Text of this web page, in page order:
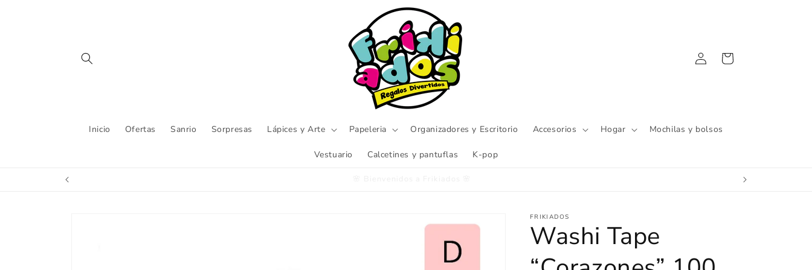
Inicio Ofertas Sanrio Sorpresas Lápices y Arte Papeleria Organizadores y Escritorio Accesorios Hogar Mochilas y bolsos
Vestuario Calcetines y pantuflas K-pop
Iniciar
sesión
Carrito
FRIKIADOS
Washi Tape